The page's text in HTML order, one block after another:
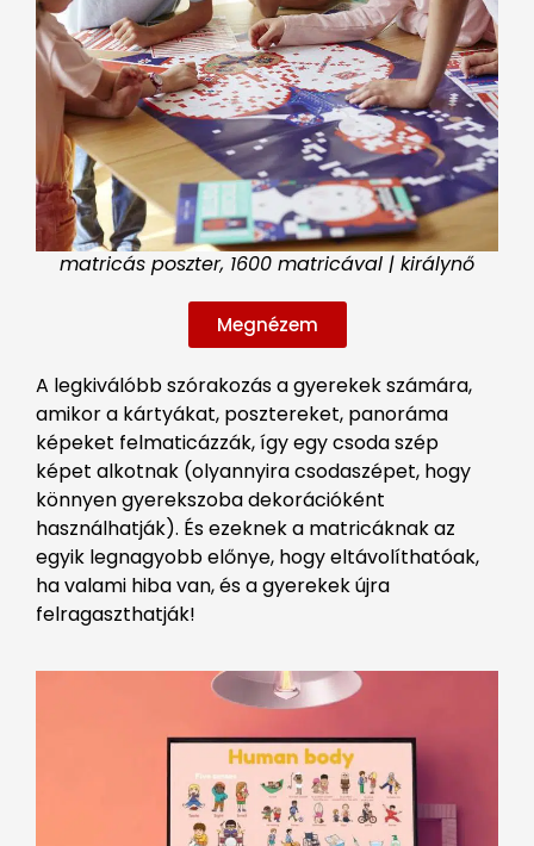
matricás poszter, 1600 matricával | királynő
Megnézem
A legkiválóbb szórakozás a gyerekek számára,
amikor a kártyákat, posztereket, panoráma
képeket felmaticázzák, így egy csoda szép
képet alkotnak (olyannyira csodaszépet, hogy
könnyen gyerekszoba dekorációként
használhatják). És ezeknek a matricáknak az
egyik legnagyobb előnye, hogy eltávolíthatóak,
ha valami hiba van, és a gyerekek újra
felragaszthatják!